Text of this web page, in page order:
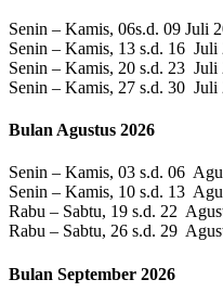
Senin – Kamis, 06s.d. 09 Juli
Senin – Kamis, 13 s.d. 16 Juli
Senin – Kamis, 20 s.d. 23
Senin – Kamis, 27 s.d. 30
Bulan Agustus 2026
Senin – Kamis, 03 s.d. 06
Senin – Kamis, 10 s.d. 13
Rabu – Sabtu, 19 s.d. 22
Rabu – Sabtu, 26 s.d. 29
Bulan September 2026